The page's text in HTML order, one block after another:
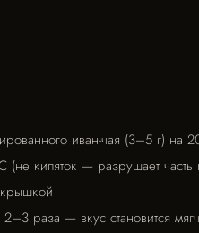
иван-чая (3–5 г) на
кипяток — разрушает часть
раза — вкус становится